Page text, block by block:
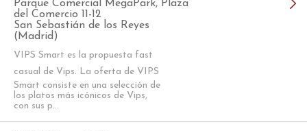
Parque Comercial MegaPark, Plaza
del Comercio 11-12
San Sebastián de los Reyes
(Madrid)
VIPS Smart es la propuesta fast
casual de Vips. La oferta de VIPS
Smart consiste en una selección de
los platos más icónicos de Vips,
con sus p...